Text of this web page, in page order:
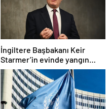
İngiltere Başbakanı Keir
Starmer’in evinde yangın
çıktı